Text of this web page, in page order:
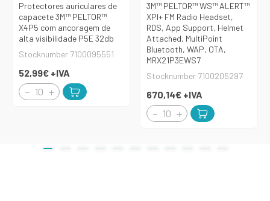
Protectores auriculares de
capacete 3M™ PELTOR™
X4P5 com ancoragem de
alta visibilidade P5E 32db
Stocknumber 7100095551
52,99€ +IVA
3M™ PELTOR™ WS™ ALERT™
XPI+ FM Radio Headset,
RDS, App Support, Helmet
Attached, MultiPoint
Bluetooth, WAP, OTA,
MRX21P3EWS7
Stocknumber 7100205297
670,14€ +IVA